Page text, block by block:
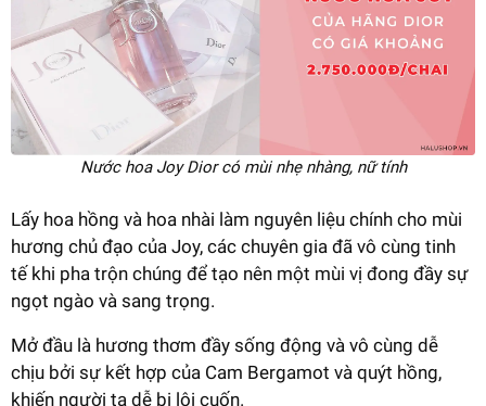
Nước hoa Joy Dior có mùi nhẹ nhàng, nữ tính
Lấy hoa hồng và hoa nhài làm nguyên liệu chính cho mùi
hương chủ đạo của Joy, các chuyên gia đã vô cùng tinh
tế khi pha trộn chúng để tạo nên một mùi vị đong đầy sự
ngọt ngào và sang trọng.
Mở đầu là hương thơm đầy sống động và vô cùng dễ
chịu bởi sự kết hợp của Cam Bergamot và quýt hồng,
khiến người ta dễ bị lôi cuốn.